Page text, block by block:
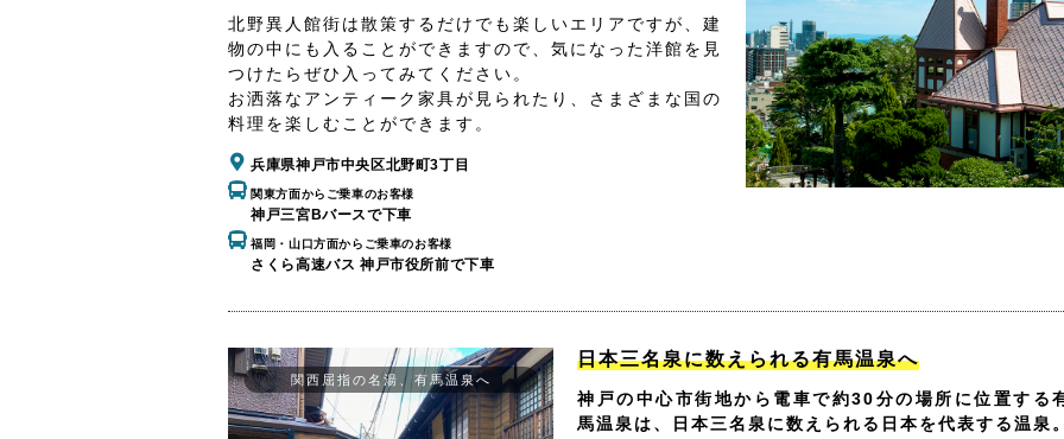
北野異人館街は散策するだけでも楽しいエリアですが、建
物の中にも入ることができますので、気になった洋館を見
つけたらぜひ入ってみてください。
お洒落なアンティーク家具が見られたり、さまざまな国の
料理を楽しむことができます。
兵庫県神戸市中央区北野町3丁目
関東方面からご乗車のお客様
神戸三宮Bバースで下車
福岡・山口方面からご乗車のお客様
さくら高速バス 神戸市役所前で下車
関西屈指の名湯、有馬温泉へ
日本三名泉に数えられる有馬温泉へ
神戸の中心市街地から電車で約30分の場所に位置する
馬温泉は、日本三名泉に数えられる日本を代表する温泉